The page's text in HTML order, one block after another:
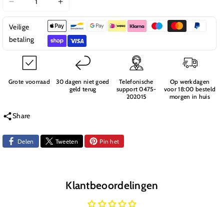
verlagen
voor
Centre
Drive
Shaft
PRO
Brushless
Aantal
verhogen
voor
Centre
Drive
Shaft
Brushless
Truck
Veilige
betaling
Grote voorraad
30 dagen niet goed
geld terug
Telefonische
support 0475-
202015
Op werkdagen
voor 18:00 besteld
morgen in huis
Share
Delen Tweeten Pin het
Klantbeoordelingen